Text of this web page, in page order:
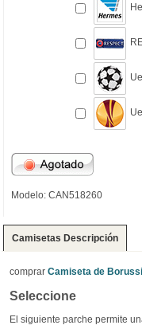
Modelo: CAN518260
Camisetas Descripción
comprar Camiseta de
Seleccione
El siguiente parche permite